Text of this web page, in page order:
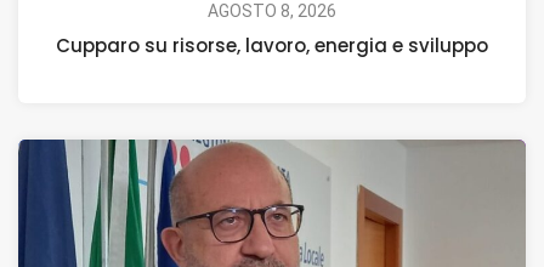
AGOSTO 8, 2026
Cupparo su risorse, lavoro, energia e sviluppo